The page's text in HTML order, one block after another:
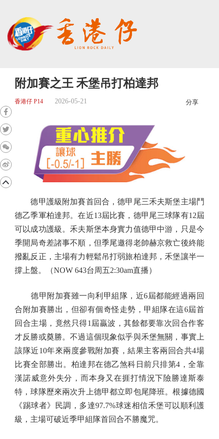
附加賽之王 禾堡吊打柏達邦
香港仔 P14 2026-05-21 分享
德甲護級附加賽首回合，德甲尾三禾夫斯堡主場鬥
德乙季軍柏達邦。在近13屆比賽，德甲尾三球隊有12屆
可以成功護級。禾夫斯堡本身實力值德甲中游，只是今
季開局奇差諸事不順，但季尾邀得老帥赫京救亡後終能
撥亂反正，主場有力輕鬆吊打弱旅柏達邦，禾堡讓半一
撐上盤。（NOW 643台周五2:30am直播）
德甲附加賽雖一向利甲組隊，近6屆都能經過兩回
合附加賽勝出，但卻有個奇怪走勢，甲組隊在這6屆首
回合主場，竟然只得1屆贏波，其餘都要靠次回合作客
才反勝或奠勝。不過這個現象似乎與禾堡無關，事實上
該隊近10年來兩度參戰附加賽，結果主客兩回合共4場
比賽全部勝出。柏達邦在德乙煞科日前只排第4，全靠
漢諾威意外失分，而本身又在捱打情況下險勝達斯泰
特，球隊歷來兩次升上德甲都立即包尾降班。根據德國
《踢球者》民調，多達97.7%球迷相信禾堡可以順利護
級，主場可破近季甲組隊首回合不勝魔咒。